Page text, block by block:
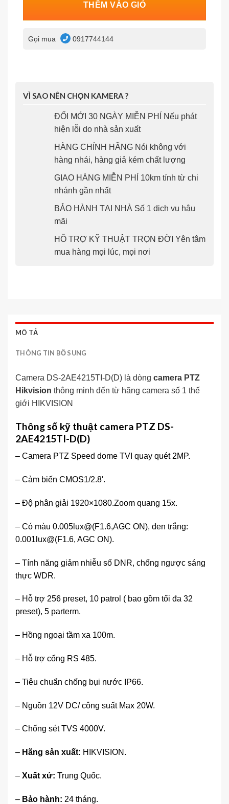
THÊM VÀO GIỎ
Gọi mua 0917744144
VÌ SAO NÊN CHỌN KAMERA ?
ĐỔI MỚI 30 NGÀY MIỄN PHÍ Nếu phát
hiện lỗi do nhà sản xuất
HÀNG CHÍNH HÃNG Nói không với
hàng nhái, hàng giả kém chất lượng
GIAO HÀNG MIỄN PHÍ 10km tính từ chi
nhánh gần nhất
BẢO HÀNH TẠI NHÀ Số 1 dịch vụ hậu
mãi
HỖ TRỢ KỸ THUẬT TRỌN ĐỜI Yên tâm
mua hàng mọi lúc, mọi nơi
MÔ TẢ
THÔNG TIN BỔ SUNG
Camera DS-2AE4215TI-D(D) là dòng camera PTZ
Hikvision thông minh đến từ hãng camera số 1 thế
giới HIKVISION
Thông số kỹ thuật camera PTZ DS-
2AE4215TI-D(D)
– Camera PTZ Speed dome TVI quay quét 2MP.
– Cảm biến CMOS1/2.8′.
– Độ phân giải 1920×1080.Zoom quang 15x.
– Có màu 0.005lux@(F1.6,AGC ON), đen trắng:
0.001lux@(F1.6, AGC ON).
– Tính năng giảm nhiễu số DNR, chống ngược sáng
thực WDR.
– Hỗ trợ 256 preset, 10 patrol ( bao gồm tối đa 32
preset), 5 parterm.
– Hồng ngoại tầm xa 100m.
– Hỗ trợ cổng RS 485.
– Tiêu chuẩn chống bụi nước IP66.
– Nguồn 12V DC/ công suất Max 20W.
– Chống sét TVS 4000V.
– Hãng sản xuất: HIKVISION.
– Xuất xứ: Trung Quốc.
– Bảo hành: 24 tháng.